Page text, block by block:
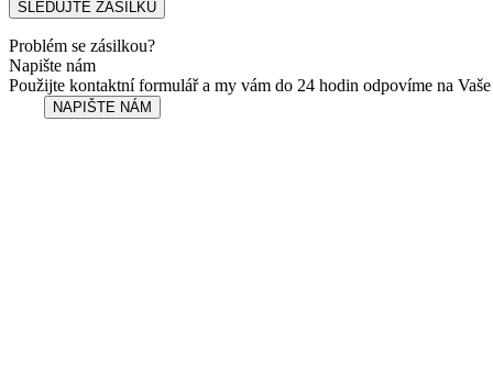
Problém se zásilkou?
Napište nám
Použijte kontaktní formulář a my vám do 24 hodin odpovíme na